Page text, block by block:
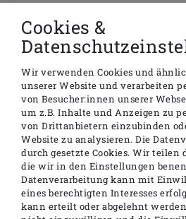
schallentkoppelte
Befestigung von
Anschlussbogen DN 40/50
Gummimanschette NW 30/
Dichtung), inklusive
Artikelnummer: 9310000
Angaben zur
Hersteller:
Cookies &
Wir verwenden Cookies und
unserer Website und verarbeiten
von Besucher:innen unserer
um z.B. Inhalte und Anzeigen zu
von Drittanbietern einzubinden
Website zu analysieren. Die
durch gesetzte Cookies. Wir teilen
die wir in den Einstellungen
Datenverarbeitung kann mit
eines berechtigten Interesses
kann erteilt oder abgelehnt